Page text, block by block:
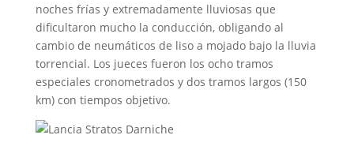
noches frías y extremadamente lluviosas que
dificultaron mucho la conducción, obligando al
cambio de neumáticos de liso a mojado bajo la lluvia
torrencial. Los jueces fueron los ocho tramos
especiales cronometrados y dos tramos largos (150
km) con tiempos objetivo.